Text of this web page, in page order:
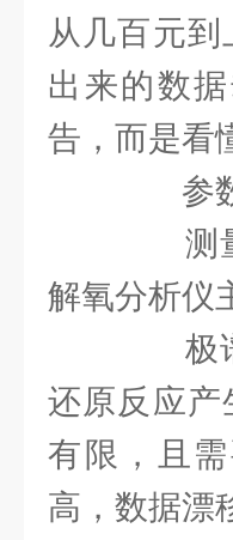
从几百元
出来的数
告，而是看
参数
测量
解氧分析仪
极谱
还原反应产
有限，且
高，数据漂